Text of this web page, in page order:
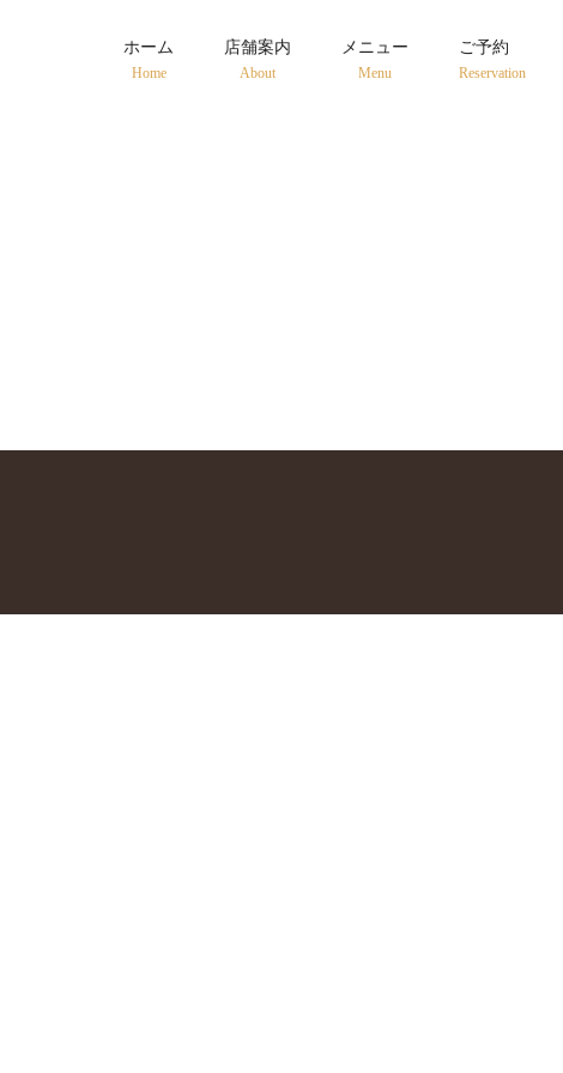
ホーム
Home
店舗案内
About
メニュー
Menu
ご予約
Reservation